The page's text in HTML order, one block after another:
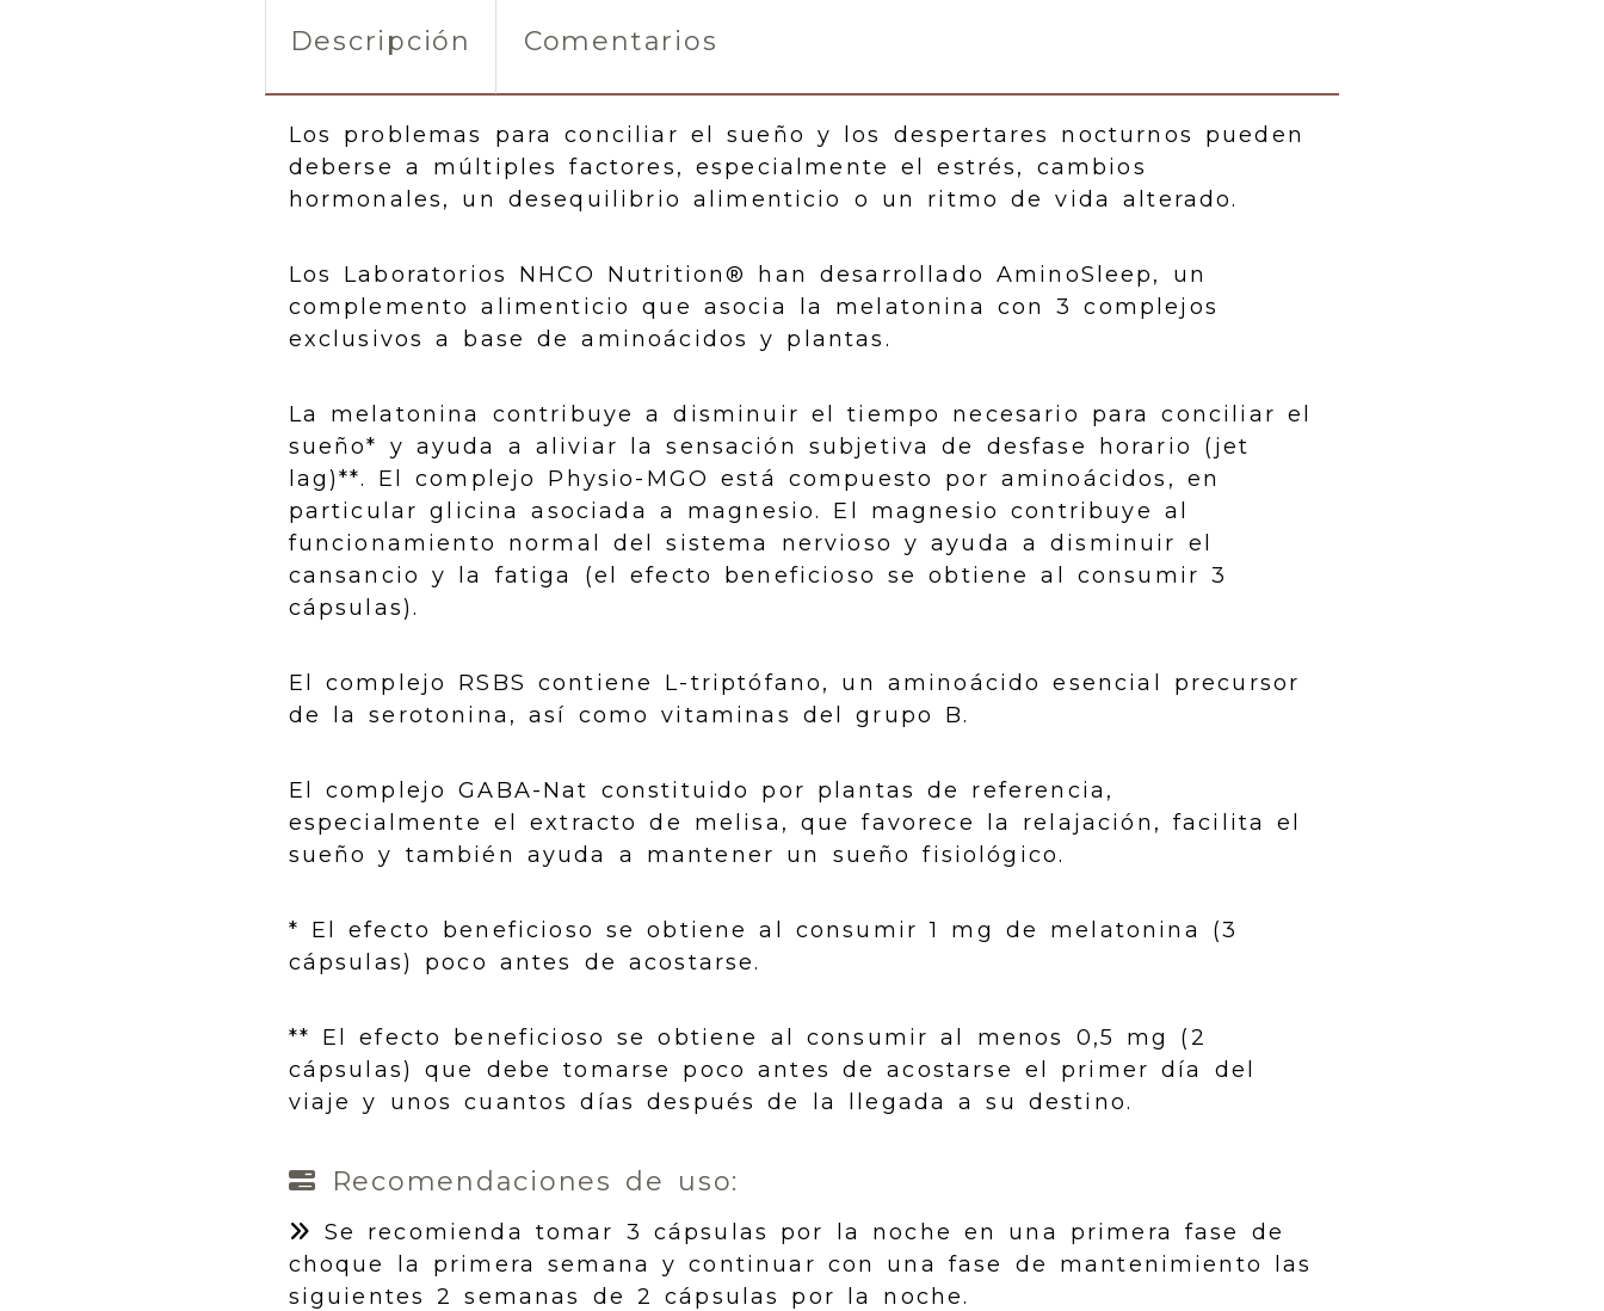
Descripción Comentarios
Los problemas para conciliar el sueño y los despertares nocturnos pueden
deberse a múltiples factores, especialmente el estrés, cambios
hormonales, un desequilibrio alimenticio o un ritmo de vida alterado.
Los Laboratorios NHCO Nutrition® han desarrollado AminoSleep, un
complemento alimenticio que asocia la melatonina con 3 complejos
exclusivos a base de aminoácidos y plantas.
La melatonina contribuye a disminuir el tiempo necesario para conciliar el
sueño* y ayuda a aliviar la sensación subjetiva de desfase horario (jet
lag)**. El complejo Physio-MGO está compuesto por aminoácidos, en
particular glicina asociada a magnesio. El magnesio contribuye al
funcionamiento normal del sistema nervioso y ayuda a disminuir el
cansancio y la fatiga (el efecto beneficioso se obtiene al consumir 3
cápsulas).
El complejo RSBS contiene L-triptófano, un aminoácido esencial precursor
de la serotonina, así como vitaminas del grupo B.
El complejo GABA-Nat constituido por plantas de referencia,
especialmente el extracto de melisa, que favorece la relajación, facilita el
sueño y también ayuda a mantener un sueño fisiológico.
* El efecto beneficioso se obtiene al consumir 1 mg de melatonina (3
cápsulas) poco antes de acostarse.
** El efecto beneficioso se obtiene al consumir al menos 0,5 mg (2
cápsulas) que debe tomarse poco antes de acostarse el primer día del
viaje y unos cuantos días después de la llegada a su destino.
Recomendaciones de uso:
Se recomienda tomar 3 cápsulas por la noche en una primera fase de
choque la primera semana y continuar con una fase de mantenimiento las
siguientes 2 semanas de 2 cápsulas por la noche.